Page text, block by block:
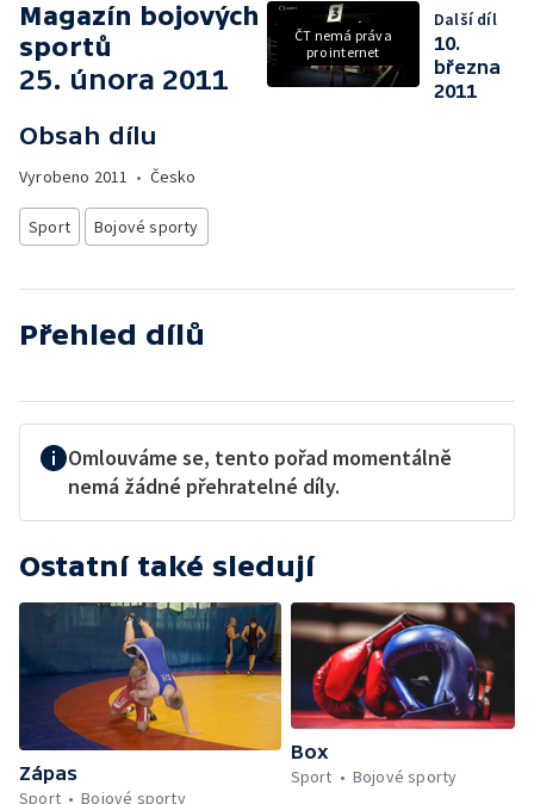
Magazín bojových
sportů
25. února 2011
Obsah dílu
Vyrobeno 2011 • Česko
Sport Bojové sporty
ČT nemá práva
pro internet
Další díl
10.
března
2011
Přehled dílů
Omlouváme se, tento pořad momentálně
nemá žádné přehratelné díly.
Ostatní také sledují
Zápas
Sport
Bojové sporty
Box
Sport
Bojové sporty